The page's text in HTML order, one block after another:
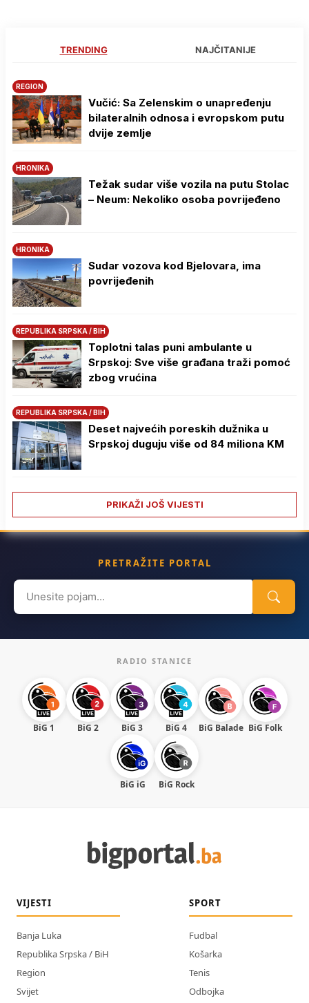
TRENDING NAJČITANIJE
REGION
Vučić: Sa Zelenskim o unapređenju
bilateralnih odnosa i evropskom putu
dvije zemlje
HRONIKA
Težak sudar više vozila na putu Stolac
– Neum: Nekoliko osoba povrijeđeno
HRONIKA
Sudar vozova kod Bjelovara, ima
povrijeđenih
REPUBLIKA SRPSKA / BIH
Toplotni talas puni ambulante u
Srpskoj: Sve više građana traži pomoć
zbog vrućina
REPUBLIKA SRPSKA / BIH
Deset najvećih poreskih dužnika u
Srpskoj duguju više od 84 miliona KM
PRIKAŽI JOŠ VIJESTI
PRETRAŽITE PORTAL
Search
for:
RADIO STANICE
BiG 1 BiG 2 BiG 3 BiG 4 BiG Balade BiG Folk
BiG iG BiG Rock
VIJESTI
Banja Luka
Republika Srpska / BiH
Region
Svijet
SPORT
Fudbal
Košarka
Tenis
Odbojka